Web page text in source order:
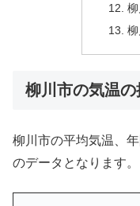
柳川市の気温の
柳川市の平均気温、
のデータとなります。